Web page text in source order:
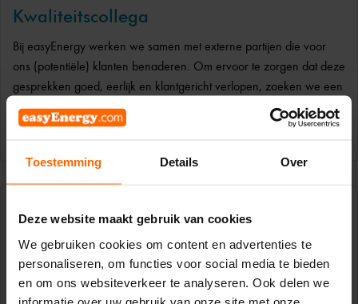
Toestemming Details Over
Deze website maakt gebruik van cookies
We gebruiken cookies om content en advertenties te
personaliseren, om functies voor social media te bieden
en om ons websiteverkeer te analyseren. Ook delen we
informatie over uw gebruik van onze site met onze
Kwaliteitscollega
Bij easyEnergy werken we samen met externe partijen die voor
ons (potentiële) klanten benaderen. Om ervoor te zorgen dat deze
gesprekken goed, eerlijk en klantgericht verlopen, zoeken we een
collega die...
Customer Operations Medewerker
Als Customer Operations Medewerker ben je verantwoordelijk
voor het beheren enoptimaliseren van de volledige Customer